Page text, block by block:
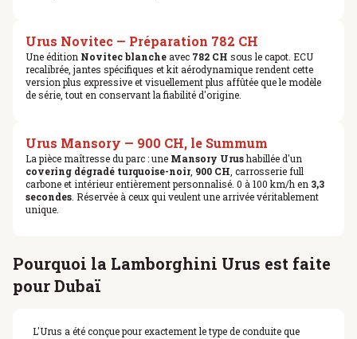
Urus Novitec — Préparation 782 CH
Une édition Novitec blanche avec 782 CH sous le capot. ECU
recalibrée, jantes spécifiques et kit aérodynamique rendent cette
version plus expressive et visuellement plus affûtée que le modèle
de série, tout en conservant la fiabilité d'origine.
Urus Mansory — 900 CH, le Summum
La pièce maîtresse du parc : une Mansory Urushabillée d'un
covering dégradé turquoise-noir, 900 CH , carrosserie full
carbone et intérieur entièrement personnalisé. 0 à 100 km/h en 3,3
secondes . Réservée à ceux qui veulent une arrivée véritablement
unique.
Pourquoi la Lamborghini Urus est faite
pour Dubaï
L'Urus a été conçue pour exactement le type de conduite que